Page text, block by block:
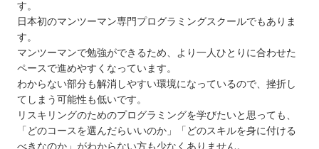
す。
日本初のマンツーマン専門プログラミングスクールでもありま
す。
マンツーマンで勉強ができるため、より一人ひとりに合わせた
ペースで進めやすくなっています。
わからない部分も解消しやすい環境になっているので、挫折し
てしまう可能性も低いです。
リスキリングのためのプログラミングを学びたいと思っても、
「どのコースを選んだらいいのか」「どのスキルを身に付ける
べきなのか」がわからない方も少なくありません。